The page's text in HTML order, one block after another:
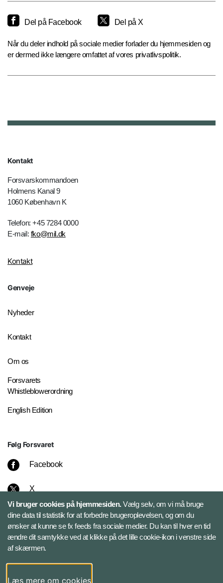
Del på Facebook Del på X
Når du deler indhold på sociale medier forlader du hjemmesiden og
er dermed ikke længere omfattet af vores privatlivspolitik.
Kontakt
Forsvarskommandoen
Holmens Kanal 9
1060 København K
Telefon: +45 7284 0000
E-mail: fko@mil.dk
Kontakt
Genveje
Nyheder
Kontakt
Om os
Forsvarets
Whistleblowerordning
English Edition
Følg Forsvaret
Facebook
X
Instagram
Bluesky
LinkedIn
Vi bruger cookies på hjemmesiden.Vælg selv, om vi må bruge
dine data til statistik for at forbedre brugeroplevelsen, og om du
ønsker at kunne se fx feeds fra sociale medier. Du kan til hver en tid
ændre dit samtykke ved at klikke på det lille cookie-ikon i venstre side
af skærmen.
Læs mere om cookies